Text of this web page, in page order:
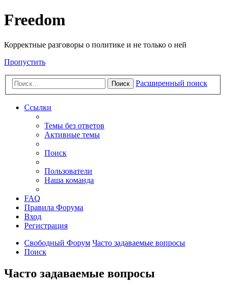
Freedom
Корректные разговоры о политике и не только о ней
Пропустить
Поиск Расширенный поиск
Ссылки
Темы без ответов
Активные темы
Поиск
Пользователи
Наша команда
FAQ
Правила Форума
Вход
Регистрация
Свободный Форум Часто задаваемые вопросы
Поиск
Часто задаваемые вопросы